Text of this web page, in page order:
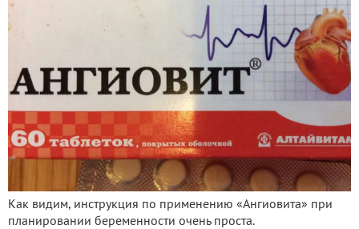
Как видим, инструкция по применению «Ангиовита» при
планировании беременности очень проста.